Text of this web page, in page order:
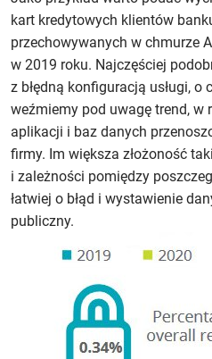
doświadczyła
wycieku
danych
z chmury
w ciągu
ostatnich
18
miesięcy?
Procent
przedsiębiorców,
odpowiedzieli
twierdząco.
kart kredytowych klientów
przechowywanych w chmurze
w 2019 roku. Najczęściej
z błędną konfiguracją usługi, o
weźmiemy pod uwagę trend, w
aplikacji i baz danych
firmy. Im większa złożoność
i zależności pomiędzy
łatwiej o błąd i wystawienie
publiczny.